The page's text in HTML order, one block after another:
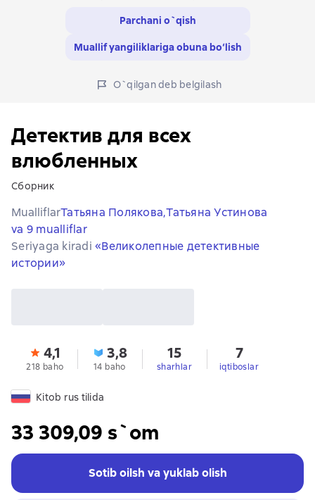
Parchani o`qish
Muallif yangiliklariga obuna bo‘lish
O`qilgan deb belgilash
Детектив для всех
влюбленных
Сборник
MualliflarТатьяна Полякова,Татьяна Устинова
va 9 mualliflar
Seriyaga kiradi «Великолепные детективные
истории»
4,1
218 baho
3,8
14 baho
15
sharhlar
7
iqtiboslar
Kitob rus tilida
33 309,09 s`om
Sotib oilsh va yuklab olish